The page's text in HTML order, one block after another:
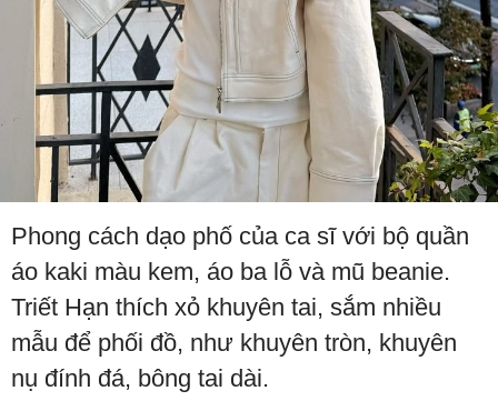
Phong cách dạo phố của ca sĩ với bộ quần
áo kaki màu kem, áo ba lỗ và mũ beanie.
Triết Hạn thích xỏ khuyên tai, sắm nhiều
mẫu để phối đồ, như khuyên tròn, khuyên
nụ đính đá, bông tai dài.